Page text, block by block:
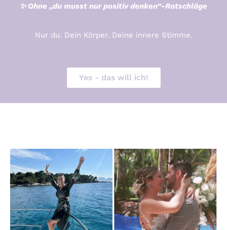
✨ Ohne „du musst nur positiv denken“-Ratschläge
Nur du. Dein Körper. Deine innere Stimme.
Yes - das will ich!